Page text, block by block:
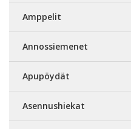
Amppelit
Annossiemenet
Apupöydät
Asennushiekat